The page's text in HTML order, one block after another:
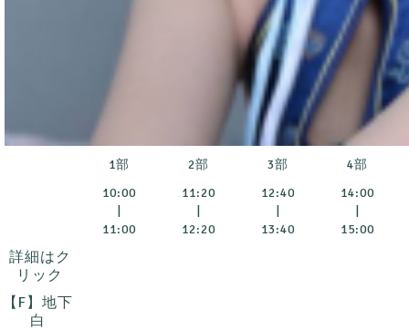
1部 2部 3部
4部
10:00
11:00
11:20
12:20
12:40
13:40
14:00
15:00
詳細はク
リック
【F】地下
白